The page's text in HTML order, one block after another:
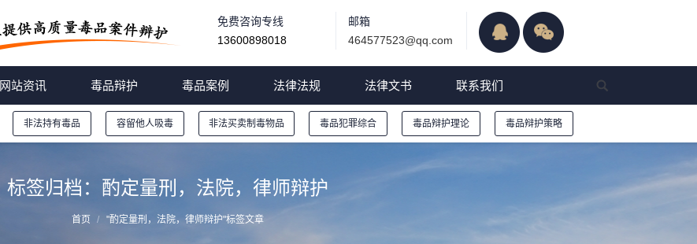
免费咨询专线
13600898018
邮箱
464577523@qq.com
网站资讯 毒品辩护 毒品案例 法律法规 法律文书 联系我们
非法持有毒品 容留他人吸毒 非法买卖制毒物品 毒品犯罪综合 毒品辩护理论 毒品辩护策略
标签归档： 酌定量刑，法院，律师辩护
首页 "酌定量刑，法院，律师辩护"标签文章